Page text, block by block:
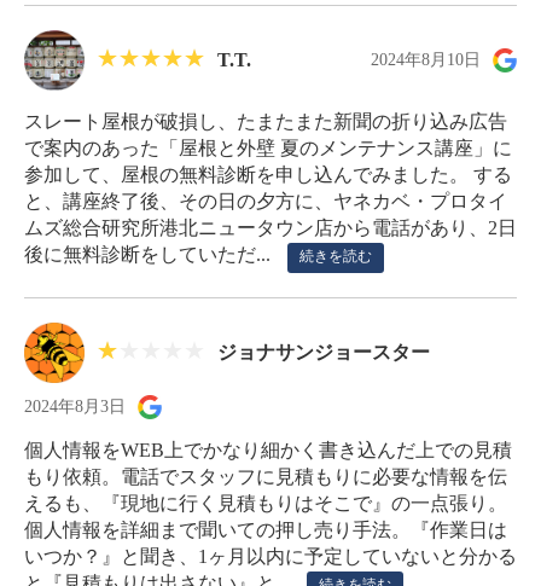
T.T. 2024年8月10日
スレート屋根が破損し、たまたまた新聞の折り込み広告
で案内のあった「屋根と外壁 夏のメンテナンス講座」に
参加して、屋根の無料診断を申し込んでみました。 する
と、講座終了後、その日の夕方に、ヤネカベ・プロタイ
ムズ総合研究所港北ニュータウン店から電話があり、2日
後に無料診断をしていただ...
続きを読む
ジョナサンジョースター
2024年8月3日
個人情報をWEB上でかなり細かく書き込んだ上での見積
もり依頼。電話でスタッフに見積もりに必要な情報を伝
えるも、『現地に行く見積もりはそこで』の一点張り。
個人情報を詳細まで聞いての押し売り手法。『作業日は
いつか？』と聞き、1ヶ月以内に予定していないと分かる